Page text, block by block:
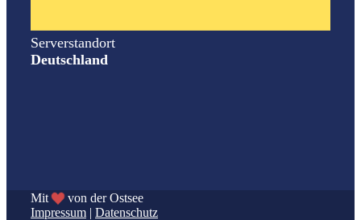
Serverstandort
Deutschland
Mit
von der Ostsee
Impressum | Datenschutz